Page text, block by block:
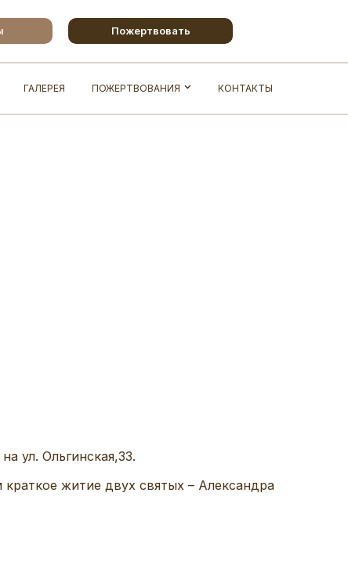
Пожертвовать
ГАЛЕРЕЯ ПОЖЕРТВОВАНИЯ КОНТАКТЫ
ул. Ольгинская,33.
житие двух святых – Александра